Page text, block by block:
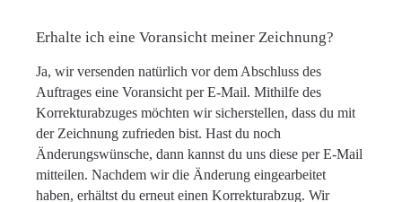
Erhalte ich eine Voransicht meiner Zeichnung?
Ja, wir versenden natürlich vor dem Abschluss des
Auftrages eine Voransicht per E-Mail. Mithilfe des
Korrekturabzuges möchten wir sicherstellen, dass du mit
der Zeichnung zufrieden bist. Hast du noch
Änderungswünsche, dann kannst du uns diese per E-Mail
mitteilen. Nachdem wir die Änderung eingearbeitet
haben, erhältst du erneut einen Korrekturabzug. Wir